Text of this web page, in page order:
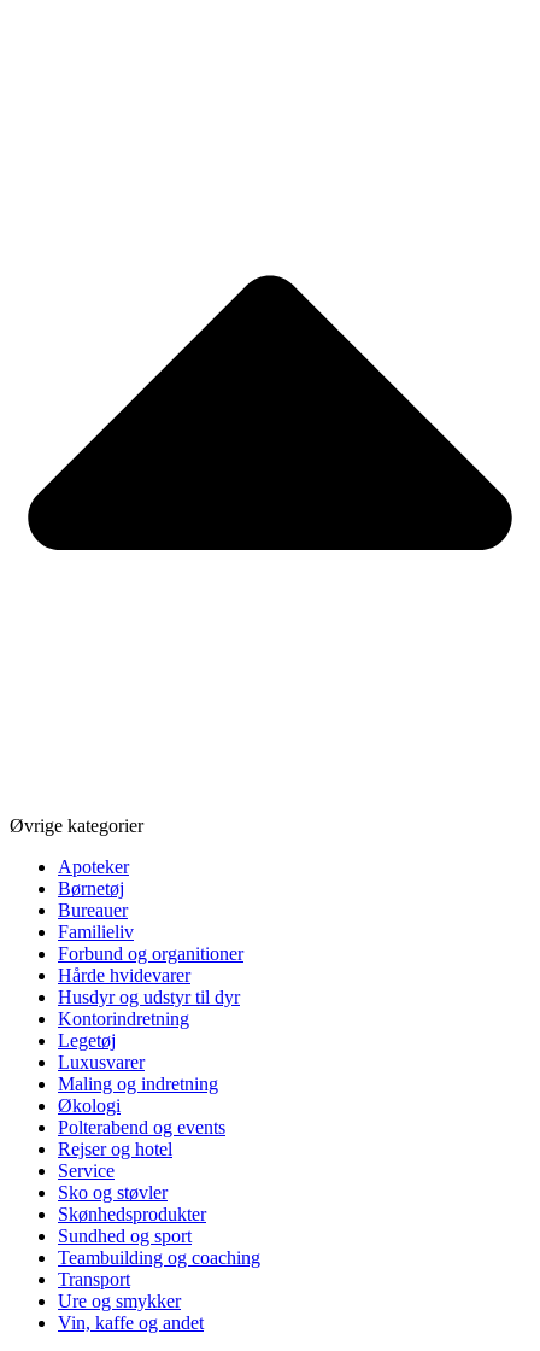
Øvrige kategorier
Apoteker
Børnetøj
Bureauer
Familieliv
Forbund og organitioner
Hårde hvidevarer
Husdyr og udstyr til dyr
Kontorindretning
Legetøj
Luxusvarer
Maling og indretning
Økologi
Polterabend og events
Rejser og hotel
Service
Sko og støvler
Skønhedsprodukter
Sundhed og sport
Teambuilding og coaching
Transport
Ure og smykker
Vin, kaffe og andet